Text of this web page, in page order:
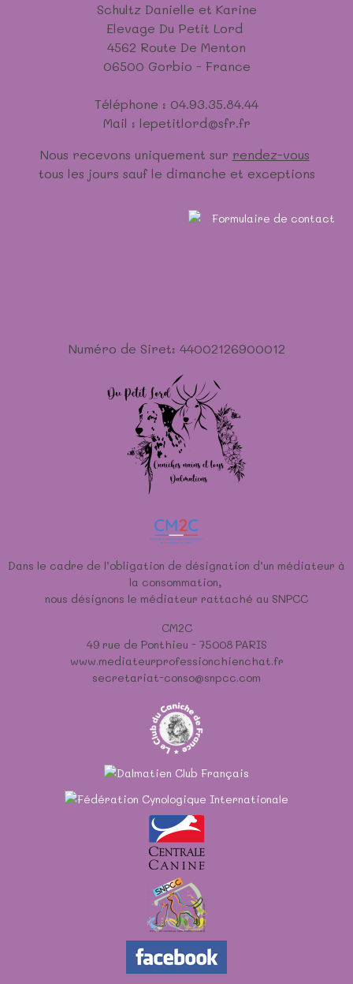
Schultz Danielle et Karine
Elevage Du Petit Lord
4562 Route De Menton
06500 Gorbio - France
Téléphone : 04.93.35.84.44
Mail : lepetitlord@sfr.fr
Nous recevons uniquement sur rendez-vous
tous les jours sauf le dimanche et exceptions
Numéro de Siret: 44002126900012
Dans le cadre de l’obligation de désignation d’un médiateur à
la consommation,
nous désignons le médiateur rattaché au SNPCC
CM2C
49 rue de Ponthieu - 75008 PARIS
www.mediateurprofessionchienchat.fr
secretariat-conso@snpcc.com